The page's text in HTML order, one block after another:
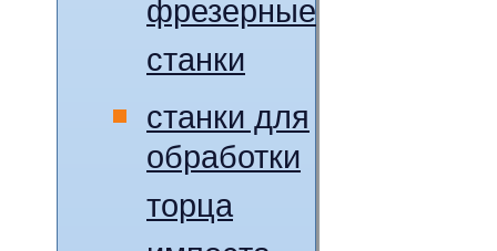
фрезерные
станки
станки для
обработки
торца